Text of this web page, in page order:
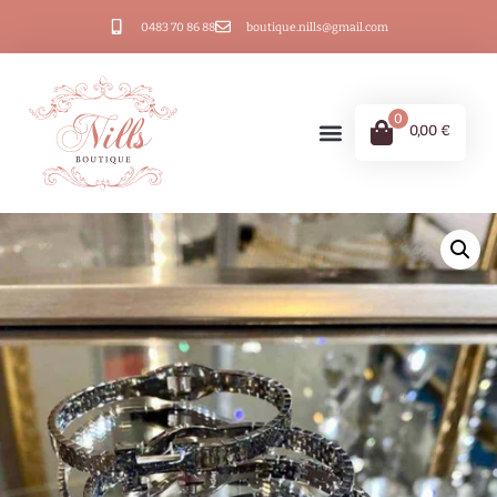
0483 70 86 88 boutique.nills@gmail.com
0
0,00 €